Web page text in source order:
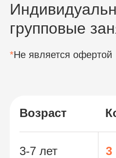
групповые
*Не является офертой
Возраст
3-7 лет 3